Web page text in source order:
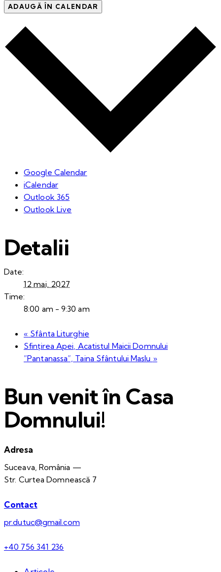
ADAUGĂ ÎN CALENDAR
Google Calendar
iCalendar
Outlook 365
Outlook Live
Detalii
Date:
12 mai, 2027
Time:
8:00 am - 9:30 am
« Sfânta Liturghie
Sfințirea Apei, Acatistul Maicii Domnului
”Pantanassa”, Taina Sfântului Maslu »
Bun venit în Casa
Domnului!
Adresa
Suceava, România —
Str. Curtea Domnească 7
Contact
pr.dutuc@gmail.com
+40 756 341 236